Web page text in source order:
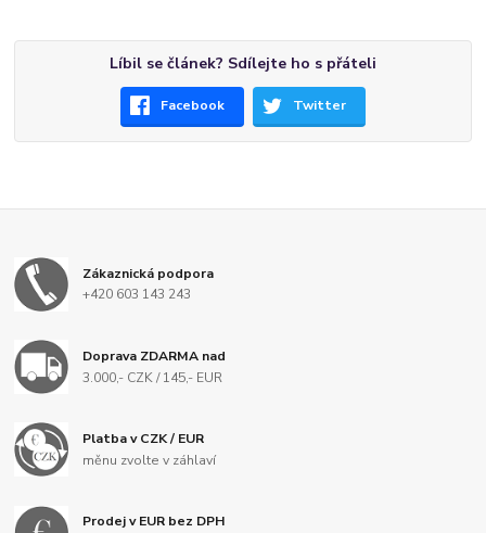
Líbil se článek? Sdílejte ho s přáteli
Facebook Twitter
Zákaznická podpora
+420 603 143 243
Doprava ZDARMA nad
3.000,- CZK / 145,- EUR
Platba v CZK / EUR
měnu zvolte v záhlaví
Prodej v EUR bez DPH